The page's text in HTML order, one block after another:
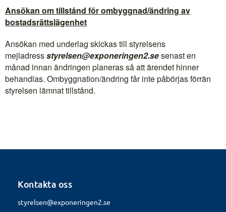
Ansökan om tillstånd för ombyggnad/ändring av
bostadsrättslägenhet
Ansökan med underlag skickas till styrelsens
mejladressstyrelsen@exponeringen2.sesenast en
månad innan ändringen planeras så att ärendet hinner
behandlas. Ombyggnation/ändring får inte påbörjas förrän
styrelsen lämnat tillstånd.
Kontakta oss
styrelsen@exponeringen2.se